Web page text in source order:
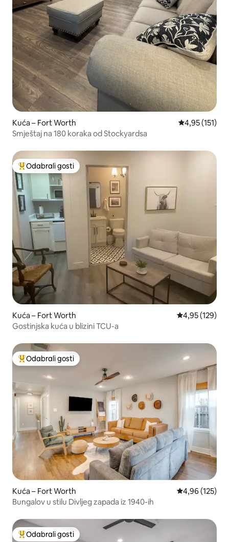
Kuća – Fort Worth Prosječna
4,95 (151)
Smještaj na 180 koraka od Stockyardsa
Među najviše rangiranima s oznakom „Odabrali gosti”
Odabrali gosti
Kuća – Fort Worth Prosječna
4,95 (129)
Gostinjska kuća u blizini TCU-a
Među najviše rangiranima s oznakom „Odabrali gosti”
Odabrali gosti
Kuća – Fort Worth Prosječna
4,96 (125)
Bungalov u stilu Divljeg zapada iz 1940-ih
Među najviše rangiranima s oznakom „Odabrali gosti”
Odabrali gosti